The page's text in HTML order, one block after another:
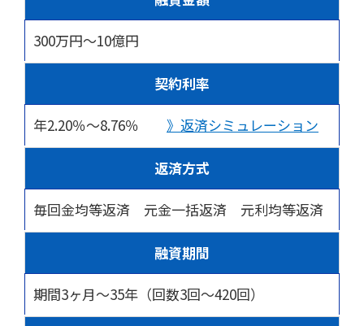
300万円～10億円
契約利率
年2.20％～8.76％ 》返済シミュレーション
返済方式
毎回金均等返済 元金一括返済 元利均等返済
融資期間
期間3ヶ月～35年（回数3回～420回）